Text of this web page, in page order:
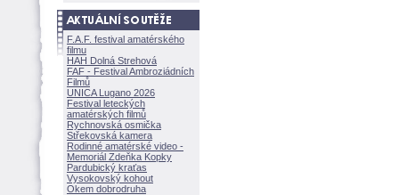
F.A.F. festival amatérského
filmu
HAH Dolná Strehov
FAF - Festival Ambroziádních
Filmů
UNICA Lugano 2026
Festival leteckých
amatérských filmů
Rychnovská osmička
Střekovská kamera
Rodinné amatérské video -
Memoriál Zdeňka Kopky
Pardubický kraťas
Vysokovský kohout
Okem dobrodruha